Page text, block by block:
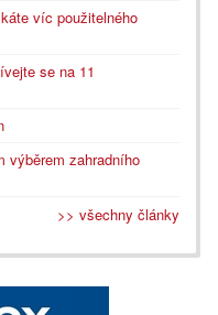
víc použitelného
se na 11
výběrem zahradního
>> všechny články